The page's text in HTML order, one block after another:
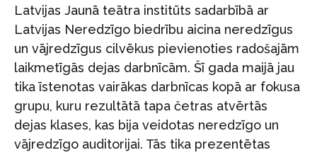
Latvijas Jaunā teātra institūts sadarbībā ar
Latvijas Neredzīgo biedrību aicina neredzīgus
un vājredzīgus cilvēkus pievienoties radošajām
laikmetīgās dejas darbnīcām. Šī gada maijā jau
tika īstenotas vairākas darbnīcas kopā ar fokusa
grupu, kuru rezultātā tapa četras atvērtās
dejas klases, kas bija veidotas neredzīgo un
vājredzīgo auditorijai. Tās tika prezentētas